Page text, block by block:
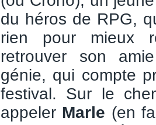
du héros de RPG,
rien pour mieux
retrouver son
génie, qui compte
festival. Sur le
appeler Marle (en